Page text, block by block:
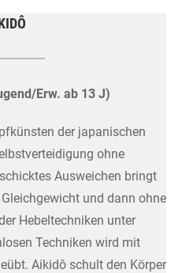
Erw. ab 13 J)
der japanischen
ohne
Ausweichen bringt
und dann ohne
Hebeltechniken unter
Techniken wird mit
Aikidô schult den Körper